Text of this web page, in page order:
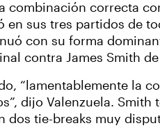
combinación correcta
en sus tres partidos de
con su forma
contra James Smith de
“lamentablemente la
dijo Valenzuela. Smith
dos tie-breaks muy